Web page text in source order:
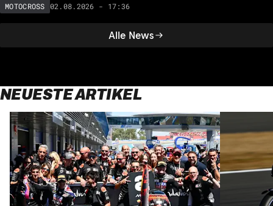
Alle News
MOTOCROSS 02.08.2026 - 17:36
NEUESTE ARTIKEL